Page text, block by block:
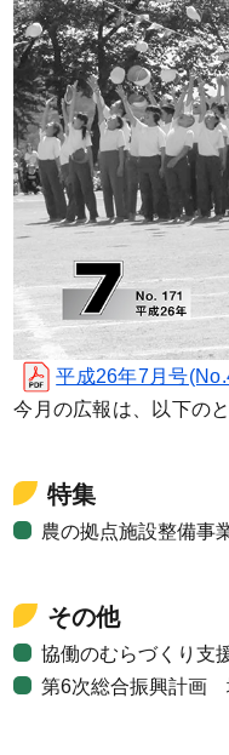
平成26年7月号
今月の広報は、以下の
特集
農の拠点施設整備事
その他
協働のむらづくり支
第6次総合振興計画